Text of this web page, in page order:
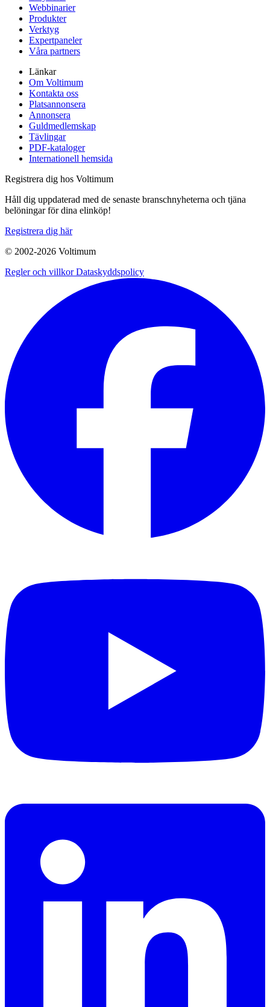
Webbinarier
Produkter
Verktyg
Expertpaneler
Våra partners
Länkar
Om Voltimum
Kontakta oss
Platsannonsera
Annonsera
Guldmedlemskap
Tävlingar
PDF-kataloger
Internationell hemsida
Registrera dig hos Voltimum
Håll dig uppdaterad med de senaste branschnyheterna och tjäna
belöningar för dina elinköp!
Registrera dig här
© 2002-2026 Voltimum
Regler och villkorDataskyddspolicy